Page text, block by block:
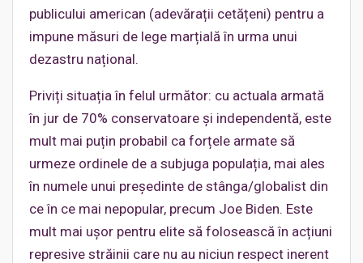
publicului american (adevărații cetățeni) pentru a
impune măsuri de lege marțială în urma unui
dezastru național.
Priviți situația în felul următor: cu actuala armată
în jur de 70% conservatoare și independentă, este
mult mai puțin probabil ca forțele armate să
urmeze ordinele de a subjuga populația, mai ales
în numele unui președinte de stânga/globalist din
ce în ce mai nepopular, precum Joe Biden. Este
mult mai ușor pentru elite să folosească în acțiuni
represive străinii care nu au niciun respect inerent